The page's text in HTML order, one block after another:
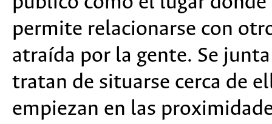
permite relacionarse con
atraída por la gente. Se
tratan de situarse cerca de
empiezan en las